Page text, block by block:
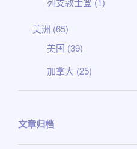
美洲 (65)
美国 (39)
加拿大 (25)
文章归档